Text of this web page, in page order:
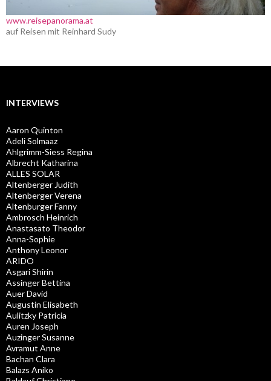
www.reisepanorama.at
auf Reisen mit Reinhard Sudy
INTERVIEWS
Aaron Quinton
Adeli Solmaaz
Ahlgrimm-Siess Regina
Albrecht Katharina
ALLES SOLAR
Altenberger Judith
Altenberger Verena
Altenburger Fanny
Ambrosch Heinrich
Anastasato Theodor
Anna-Sophie
Anthony Leonor
ARIDO
Asgari Shirin
Assinger Bettina
Auer David
Augustin Elisabeth
Aulitzky Patricia
Auren Joseph
Auzinger Susanne
Avramut Anne
Bachan Clara
Balazs Aniko